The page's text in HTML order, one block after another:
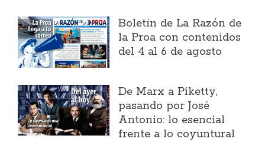
Boletín de La Razón de
la Proa con contenidos
del 4 al 6 de agosto
​De Marx a Piketty,
pasando por José
Antonio: lo esencial
frente a lo coyuntural